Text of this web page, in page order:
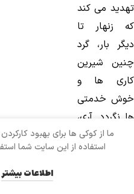
تهدید می كند
كه زنهار تا
دیگر بار، گرد
چنین شیرین
كاری ها و
خوش خدمتی
ها نگردد. آری،
اعتماد و
اطمینان مردم
ما از کوکی ها برای بهبود
استفاده از این سایت شما
اطلاعات بیشتر